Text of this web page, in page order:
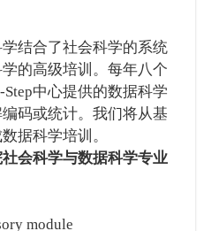
结合了社会科学的系统
的高级培训。每年八个
中心提供的数据科学
码或统计。我们将从基
据科学培训。
会科学与数据科学专业
module